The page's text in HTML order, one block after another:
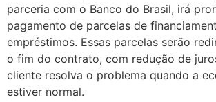
parceria com o Banco do Brasil, irá
pagamento de parcelas de
empréstimos. Essas parcelas serão
o fim do contrato, com redução de
cliente resolva o problema quando a
estiver normal.